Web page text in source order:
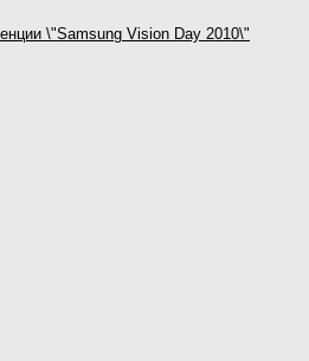
\"Samsung Vision Day 2010\"